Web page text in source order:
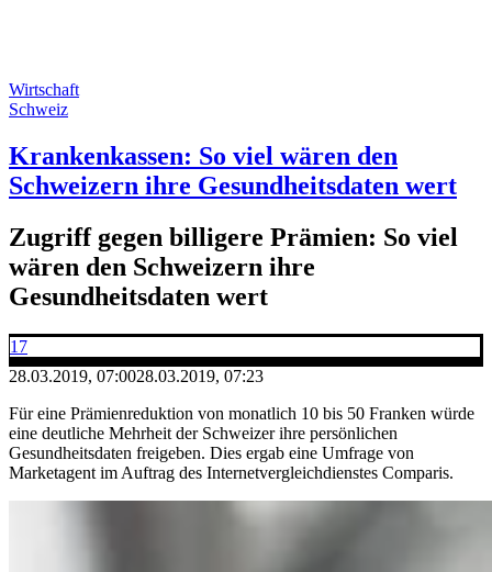
Wirtschaft
Schweiz
Krankenkassen: So viel wären den
Schweizern ihre Gesundheitsdaten wert
Zugriff gegen billigere Prämien: So viel
wären den Schweizern ihre
Gesundheitsdaten wert
17
28.03.2019, 07:0028.03.2019, 07:23
Für eine Prämienreduktion von monatlich 10 bis 50 Franken würde
eine deutliche Mehrheit der Schweizer ihre persönlichen
Gesundheitsdaten freigeben. Dies ergab eine Umfrage von
Marketagent im Auftrag des Internetvergleichdienstes Comparis.